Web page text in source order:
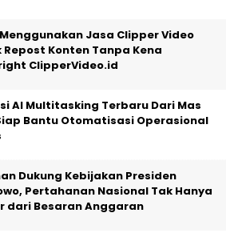
Jasa Clipper Video
Repost Konten Tanpa Kena
ClipperVideo.id
AI Multitasking Terbaru Dari Mas
Bantu Otomatisasi Operasional
Dukung Kebijakan Presiden
Pertahanan Nasional Tak Hanya
dari Besaran Anggaran